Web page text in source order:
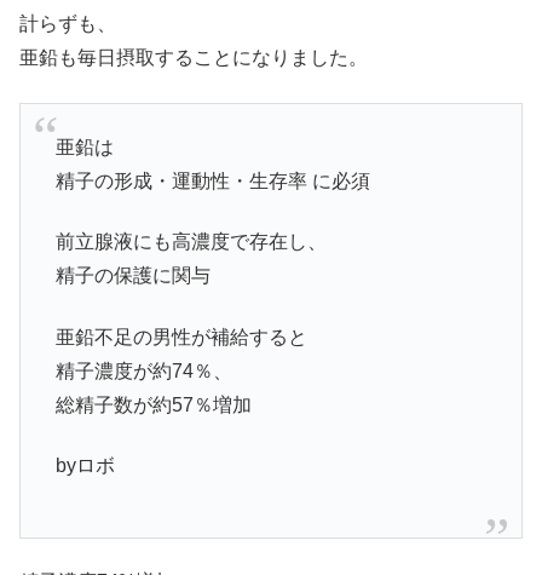
計らずも、
亜鉛も毎日摂取することになりました。
亜鉛は
精子の形成・運動性・生存率 に必須
前立腺液にも高濃度で存在し、
精子の保護に関与
亜鉛不足の男性が補給すると
精子濃度が約74％、
総精子数が約57％増加
byロボ